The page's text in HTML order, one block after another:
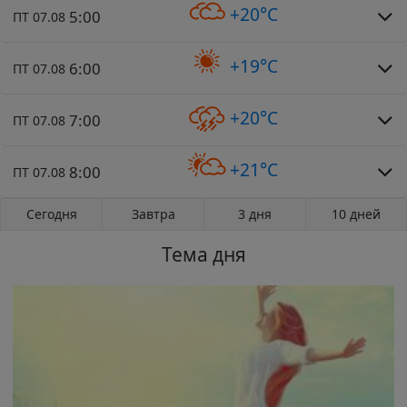
ПТ 07.08 5:00 +20°C
ПТ 07.08 6:00 +19°C
ПТ 07.08 7:00 +20°C
ПТ 07.08 8:00 +21°C
Сегодня Завтра 3 дня 10 дней
Тема дня